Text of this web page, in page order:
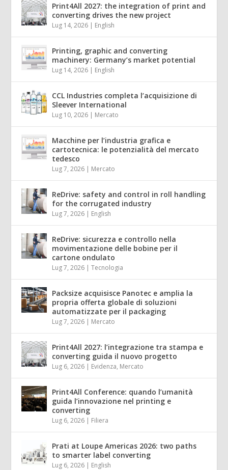
Print4All 2027: the integration of print and
converting drives the new project
Lug 14, 2026 | English
Printing, graphic and converting
machinery: Germany’s market potential
Lug 14, 2026 | English
CCL Industries completa l’acquisizione di
Sleever International
Lug 10, 2026 | Mercato
Macchine per l’industria grafica e
cartotecnica: le potenzialità del mercato
tedesco
Lug 7, 2026 | Mercato
ReDrive: safety and control in roll handling
for the corrugated industry
Lug 7, 2026 | English
ReDrive: sicurezza e controllo nella
movimentazione delle bobine per il
cartone ondulato
Lug 7, 2026 |Tecnologia
Packsize acquisisce Panotec e amplia la
propria offerta globale di soluzioni
automatizzate per il packaging
Lug 7, 2026 | Mercato
Print4All 2027: l’integrazione tra stampa e
converting guida il nuovo progetto
Lug 6, 2026 | Evidenza, Mercato
Print4All Conference: quando l’umanità
guida l’innovazione nel printing e
converting
Lug 6, 2026 | Filiera
Prati at Loupe Americas 2026: two paths
to smarter label converting
Lug 6, 2026 | English